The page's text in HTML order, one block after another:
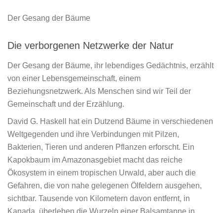
Der Gesang der Bäume
Die verborgenen Netzwerke der Natur
Der Gesang der Bäume, ihr lebendiges Gedächtnis, erzählt
von einer Lebensgemeinschaft, einem
Beziehungsnetzwerk. Als Menschen sind wir Teil der
Gemeinschaft und der Erzählung.
David G. Haskell hat ein Dutzend Bäume in verschiedenen
Weltgegenden und ihre Verbindungen mit Pilzen,
Bakterien, Tieren und anderen Pflanzen erforscht. Ein
Kapokbaum im Amazonasgebiet macht das reiche
Ökosystem in einem tropischen Urwald, aber auch die
Gefahren, die von nahe gelegenen Ölfeldern ausgehen,
sichtbar. Tausende von Kilometern davon entfernt, in